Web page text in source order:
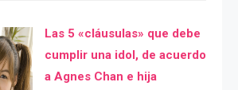
Las 5 «cláusulas» que debe
cumplir una idol, de acuerdo
a Agnes Chan e hija